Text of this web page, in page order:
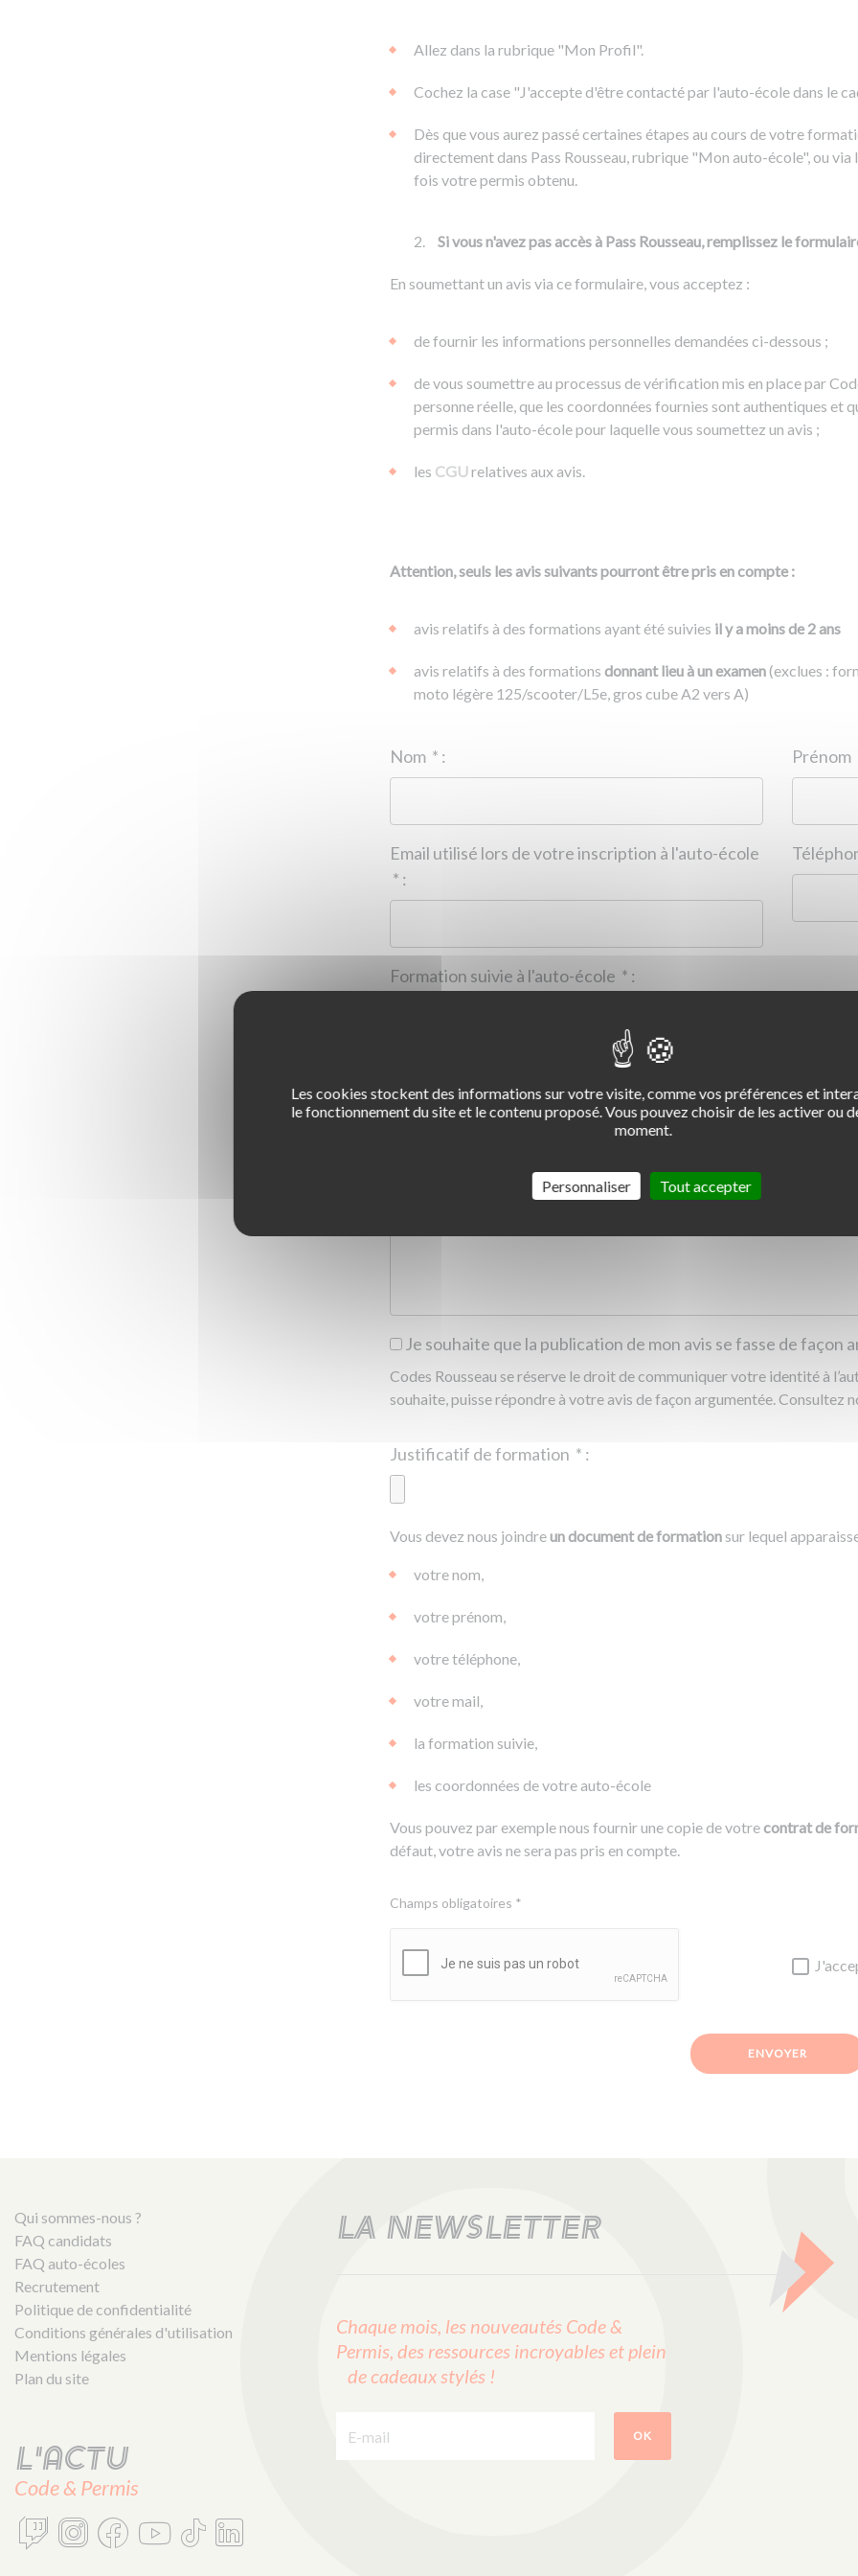
Allez dans la rubrique "Mon Profil".
Cochez la case "J'accepte d'être contacté par l'auto-école dans le
Dès que vous aurez passé certaines étapes au cours de votre
directement dans Pass Rousseau, rubrique "Mon auto-école", ou
fois votre permis obtenu.
Si vous n'avez pas accès à Pass Rousseau, remplissez le
En soumettant un avis via ce formulaire, vous acceptez :
de fournir les informations personnelles demandées ci-dessous ;
de vous soumettre au processus de vérification mis en place par
personne réelle, que les coordonnées fournies sont authentiques et
permis dans l'auto-école pour laquelle vous soumettez un avis ;
les CGUrelatives aux avis.
Attention, seuls les avis suivants pourront être pris en compte :
avis relatifs à des formations ayant été suivies il y a moins de 2 ans
avis relatifs à des formations donnant lieu à un examen(exclues :
moto légère 125/scooter/L5e, gros cube A2 vers A)
* :
Email utilisé lors de votre inscription à l'auto-école
* :
* :
1
2 3 4
Je souhaite que la publication de mon avis se fasse de façon
Codes Rousseau se réserve le droit de communiquer votre identité à
souhaite, puisse répondre à votre avis de façon argumentée. Consultez
* :
||0.00 Ko
Vous devez nous joindreun document de formation sur lequel
votre nom,
votre prénom,
votre téléphone,
votre mail,
la formation suivie,
les coordonnées de votre auto-école
Vous pouvez par exemple nous fournir une copie de votrecontrat de
défaut, votre avis ne sera pas pris en compte.
Champs obligatoires *
ENVOYER
Qui sommes-nous ?
FAQ candidats
FAQ auto-écoles
Recrutement
Politique de confidentialité
Conditions générales d'utilisation
Mentions légales
Plan du site
L'actu
Code & Permis
LA NEWSLETTER
Chaque mois, les nouveautés Code &
Permis, des ressources incroyables et plein
de cadeaux stylés !
OK
Les cookies stockent des informations sur votre visite, comme vos préférences et
le fonctionnement du site et le contenu proposé. Vous pouvez choisir de les activer ou
moment.
Tout accepter
Personnaliser